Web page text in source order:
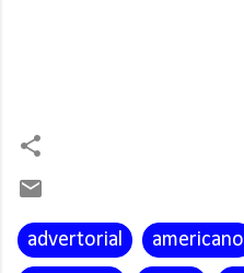
advertorial americano